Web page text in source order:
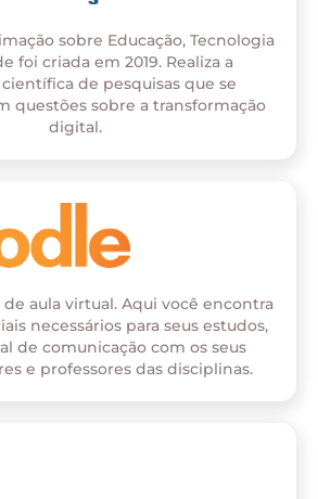
sobre Educação, Tecnologia
foi criada em 2019. Realiza a
de pesquisas que se
questões sobre a transformação
digital.
de aula virtual. Aqui você encontra
necessários para seus estudos,
de comunicação com os seus
e professores das disciplinas.